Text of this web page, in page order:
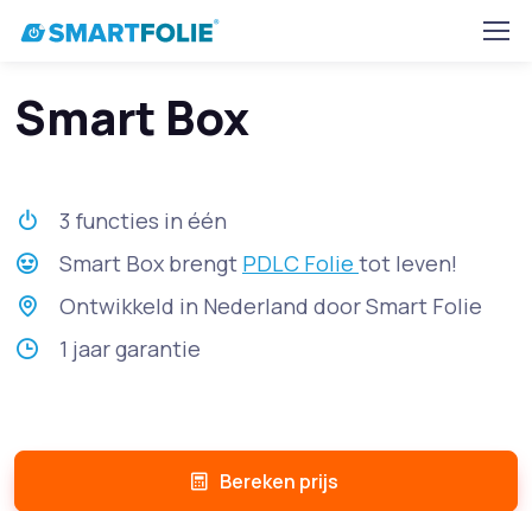
Smart Box
3 functies in één
Smart Box brengt PDLC Folie tot leven!
Ontwikkeld in Nederland door Smart Folie
1 jaar garantie
Bereken prijs